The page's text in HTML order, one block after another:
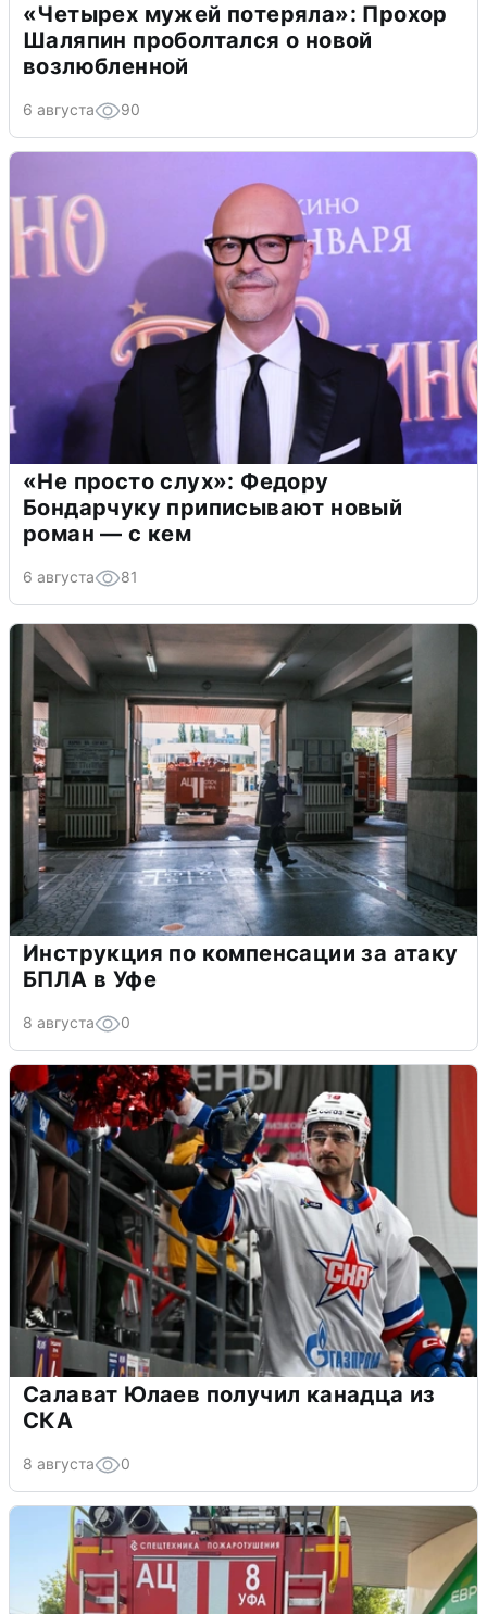
«Четырех мужей потеряла»: Прохор
Шаляпин проболтался о новой
возлюбленной
6 августа 90
«Не просто слух»: Федору
Бондарчуку приписывают новый
роман — с кем
6 августа 81
Инструкция по компенсации за атаку
БПЛА в Уфе
8 августа 0
Салават Юлаев получил канадца из
СКА
8 августа 0